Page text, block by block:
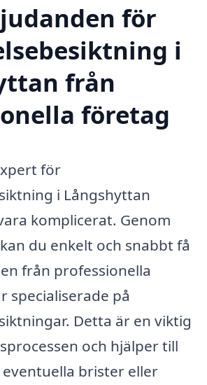
för
i
från
företag
för
i Långshyttan
komplicerat. Genom
du enkelt och snabbt få
från professionella
specialiserade på
Detta är en viktig
och hjälper till
brister eller